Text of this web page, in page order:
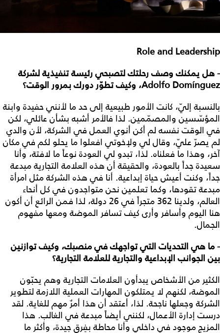
Role and Leadership
- هل يمكنك وصف رحلتك لتصبحي رئيسة تنفيذية لشركة
Adolfo Domínguez، وكيف تطوّر دورك بمرور الوقت؟
بالنسبة إليّ، كانت الأمور طبيعية إلى حد ما لأنني حفيدة وابنة
المؤسّسين والمصمّمين. لذا فالأمر أشبه بشأن عائلي، لكن
في الوقت نفسه لم أكن أنوي العمل في الشركة، لأن والدي
لم يصرّ عليّ، وقال لي ولإخوتي افعلوا ما يحلو لكم في مكان
آخر، وهذا ما فعلناه. لذا، تبدو لي العودة نوعاً ما لافتة، وأنا
سعيدة جداً بالعودة، والحقيقة أن هذه العلامة التجارية مبدعة
جداً، وكنت أعيش حياة إبداعية. أنا في هذه الشركة مثل امرأة
مبدعة تقودها، وكما تعلمين نحن متواجدون في كل أنحاء
العالم، ولدينا 362 متجراً في 26 دولة، لذا فمن الرائع أن أكون
هنا اليوم وأسافر وأرى كيف تسافر الموضة ومعها مفهوم
الجمال.
- ما هي التحديات التي تواجهك في منصبك، وكيف توازنين
بين الجوانب الإبداعية والتجارية للعلامة التجارية؟
الكثير من الأشخاص يبدأون العلامات التجارية وهم يحبّون
الموضة، لكنهم لا يمتلكون المهارات العملية اللازمة لتطوير
الشركة وجعلها ناجحة. لذا، أعتقد أن هذا أمرٌ مهم للغاية. لقد
درست إدارة الأعمال، لكنني أيضاً مبدعة في الغالب. هذا
المزيج موجود في داخلي وأنا محاطة بفِرق جيدة، وأكثر ما